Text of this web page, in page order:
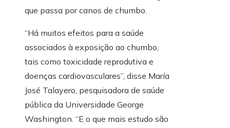
que passa por canos de chumbo.
“Há muitos efeitos para a saúde
associados à exposição ao chumbo,
tais como toxicidade reprodutiva e
doenças cardiovasculares”, disse María
José Talayero, pesquisadora de saúde
pública da Universidade George
Washington. “E o que mais estudo são